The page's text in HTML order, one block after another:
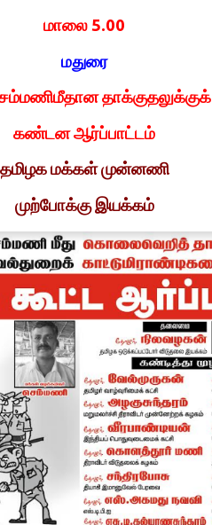
மாலை 5.00
மதுரை
தாக்குதலுக்குக்
கண்டன ஆர்ப்பாட்டம்
தமிழக மக்கள் முன்னணி
முற்போக்கு இயக்கம்